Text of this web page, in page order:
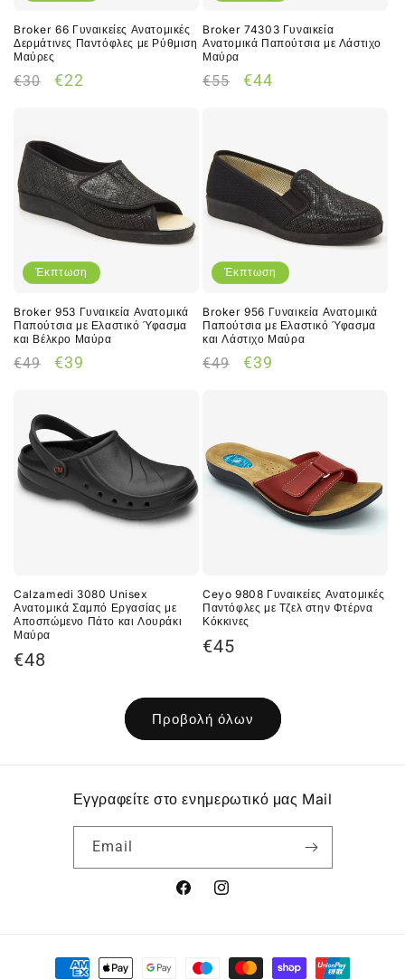
Broker 66 Γυναικείες Ανατομικές
Δερμάτινες Παντόφλες με Ρύθμιση
Μαύρες
Κανονική
€30
Τιμή
€22
Broker 74303 Γυναικεία
Ανατομικά Παπούτσια με Λάστιχο
Μαύρα
Κανονική
€55
Τιμή
€44
Έκπτωση
Broker 953 Γυναικεία Ανατομικά
Παπούτσια με Ελαστικό Ύφασμα
και Βέλκρο Μαύρα
Κανονική
€49
Τιμή
€39
Έκπτωση
Broker 956 Γυναικεία Ανατομικά
Παπούτσια με Ελαστικό Ύφασμα
και Λάστιχο Μαύρα
Κανονική
€49
Τιμή
€39
Calzamedi 3080 Unisex
Ανατομικά Σαμπό Εργασίας με
Αποσπώμενο Πάτο και Λουράκι
Μαύρα
Κανονική
€48
Ceyo 9808 Γυναικείες Ανατομικές
Παντόφλες με Τζελ στην Φτέρνα
Κόκκινες
Κανονική
€45
Προβολή όλων
Εγγραφείτε στο ενημερωτικό μας Mail
Email
FacebookInstagram
Μέθοδοι